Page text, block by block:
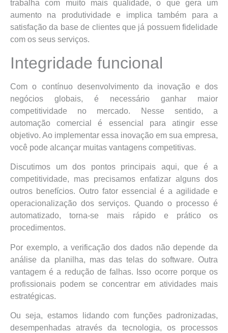
trabalha com muito mais qualidade, o que gera um
aumento na produtividade e implica também para a
satisfação da base de clientes que já possuem fidelidade
com os seus serviços.
Integridade funcional
Com o contínuo desenvolvimento da inovação e dos
negócios globais, é necessário ganhar maior
competitividade no mercado. Nesse sentido, a
automação comercial é essencial para atingir esse
objetivo. Ao implementar essa inovação em sua empresa,
você pode alcançar muitas vantagens competitivas.
Discutimos um dos pontos principais aqui, que é a
competitividade, mas precisamos enfatizar alguns dos
outros benefícios. Outro fator essencial é a agilidade e
operacionalização dos serviços. Quando o processo é
automatizado, torna-se mais rápido e prático os
procedimentos.
Por exemplo, a verificação dos dados não depende da
análise da planilha, mas das telas do software. Outra
vantagem é a redução de falhas. Isso ocorre porque os
profissionais podem se concentrar em atividades mais
estratégicas.
Ou seja, estamos lidando com funções padronizadas,
desempenhadas através da tecnologia, os processos